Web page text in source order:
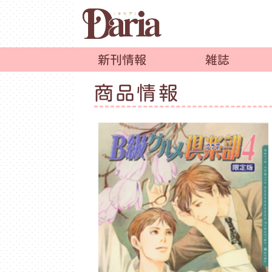
新刊情報 雑誌
商品情報